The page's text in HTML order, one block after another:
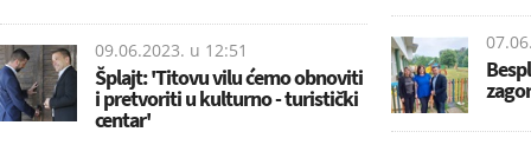
09.06.2023. u 12:51
Šplajt: 'Titovu vilu ćemo obnoviti
i pretvoriti u kulturno - turistički
centar'